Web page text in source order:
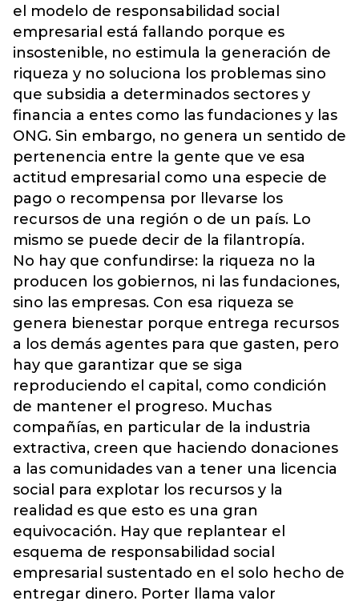
el modelo de responsabilidad social
empresarial está fallando porque es
insostenible, no estimula la generación de
riqueza y no soluciona los problemas sino
que subsidia a determinados sectores y
financia a entes como las fundaciones y las
ONG. Sin embargo, no genera un sentido de
pertenencia entre la gente que ve esa
actitud empresarial como una especie de
pago o recompensa por llevarse los
recursos de una región o de un país. Lo
mismo se puede decir de la filantropía.
No hay que confundirse: la riqueza no la
producen los gobiernos, ni las fundaciones,
sino las empresas. Con esa riqueza se
genera bienestar porque entrega recursos
a los demás agentes para que gasten, pero
hay que garantizar que se siga
reproduciendo el capital, como condición
de mantener el progreso. Muchas
compañías, en particular de la industria
extractiva, creen que haciendo donaciones
a las comunidades van a tener una licencia
social para explotar los recursos y la
realidad es que esto es una gran
equivocación. Hay que replantear el
esquema de responsabilidad social
empresarial sustentado en el solo hecho de
entregar dinero. Porter llama valor